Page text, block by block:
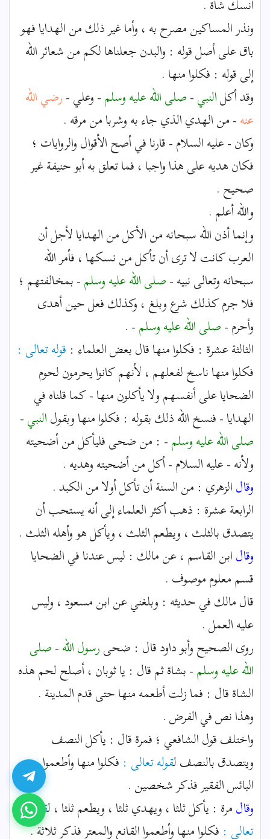
ونذر المساكين مصرح به ، وأما غير ذلك من الهدايا فهو
باق على أصل قوله : والبدن جعلناها لكم من شعائر الله
إلى قوله : فكلوا منها .
وقد أكلالنبي-صلى الله عليه وسلم- وعلي -رضي الله
عنه- من الهدي الذي جاء به وشربا من مرقه .
وكان - عليه السلام - قارنا في أصح الأقوال والروايات ؛
فكان هديه على هذا واجبا ، فما تعلق به أبو حنيفة غير
صحيح .
والله أعلم .
وإنما أذن الله سبحانه من الأكل من الهدايا لأجل أن
العرب كانت لا ترى أن تأكل من نسكها ، فأمر الله
سبحانه وتعالى نبيه -صلى الله عليه وسلم- بمخالفتهم ؛
فلا جرم كذلك شرع وبلغ ، وكذلك فعل حين أهدى
وأحرم -صلى الله عليه وسلم- .
الثالثة عشرة : فكلوا منها قال بعض العلماء : قوله تعالى :
فكلوا منها ناسخ لفعلهم ، لأنهم كانوا يحرمون لحوم
الضحايا على أنفسهم ولا يأكلون منها - كما قلناه في
الهدايا - فنسخ الله ذلك بقوله : فكلوا منها وبقولالنبي-
صلى الله عليه وسلم- : من ضحى فليأكل من أضحيته
ولأنه - عليه السلام - أكل من أضحيته وهديه .
وقالالزهري : من السنة أن تأكل أولا من الكبد .
الرابعة عشرة : ذهب أكثر العلماء إلى أنه يستحب أن
يتصدق بالثلث ، ويطعم الثلث ، ويأكل هو وأهله الثلث .
وقالابن القاسم ، عن مالك : ليس عندنا في الضحايا
قسم معلوم موصوف .
قال مالك في حديثه : وبلغني عن ابن مسعود ، وليس
عليه العمل .
روى الصحيح وأبو داود قال : ضحىرسول الله-صلى
الله عليه وسلم- بشاة ثم قال : يا ثوبان ، أصلح لحم هذه
الشاة قال : فما زلت أطعمه منها حتى قدم المدينة .
وهذا نص في الفرض .
واختلف قول الشافعي ؛ فمرة قال : يأكل النصف
ويتصدق بالنصف لقوله تعالى : فكلوا منها وأطعموا
البائس الفقير فذكر شخصين .
وقالمرة : يأكل ثلثا ، ويهدي ثلثا ، ويطعم ثلثا ، لقوله
تعالى : فكلوا منها وأطعموا القانع والمعتر فذكر ثلاثة .